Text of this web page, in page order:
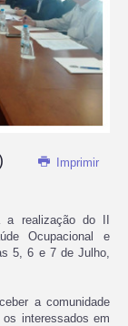
Imprimir
a realização do II
Ocupacional e
5, 6 e 7 de Julho,
a comunidade
interessados em